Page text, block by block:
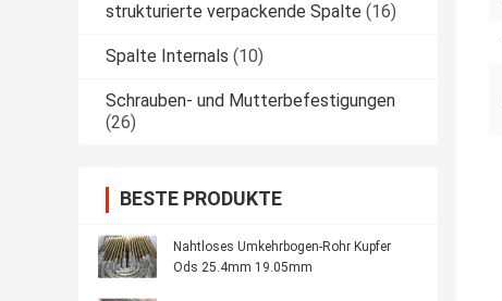
strukturierte verpackende Spalte (16)
Spalte Internals (10)
Schrauben- und Mutterbefestigungen
(26)
BESTE PRODUKTE
Nahtloses Umkehrbogen-Rohr Kupfer
Ods 25.4mm 19.05mm